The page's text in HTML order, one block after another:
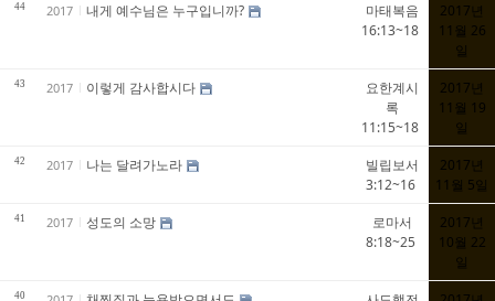
44 2017 내게 예수님은 누구입니까?
마태복음
16:13~18
2017년
11월 26
일
43 2017 이렇게 감사합시다
요한계시
록
11:15~18
2017년
11월 19
일
42 2017 나는 달려가노라
빌립보서
3:12~16
2017년
11월 5일
41 2017 성도의 소망
로마서
8:18~25
2017년
10월 22
일
40